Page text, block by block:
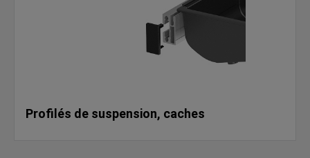
Profilés de suspension, caches